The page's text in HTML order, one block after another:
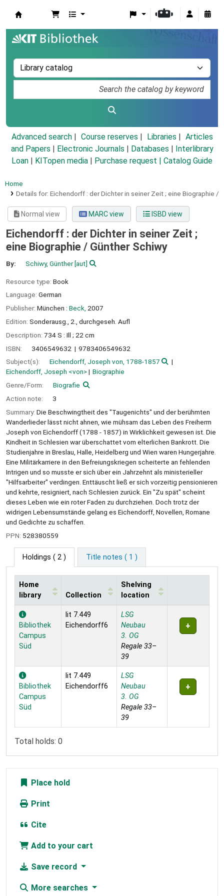
Advanced search Course reserves Libraries
Articles
and Papers
Electronic Journals Databases
Interlibrary
Loan
KITopen media Purchase request | Catalog Guide
Home
Details for: Eichendorff : der Dichter in seiner Zeit ; eine Biographie /
Normal view MARC view ISBD view
Eichendorff : der Dichter in seiner Zeit ;
eine Biographie / Günther Schiwy
By: Schiwy, Günther[aut]
Resource type: Book
Language: German
Publisher: München : Beck, 2007
Edition: Sonderausg., 2., durchgeseh. Aufl
Description: 734 S : Ill ; 22 cm
ISBN:
3406549632
9783406549632
Subject(s):
Eichendorff, Joseph von, 1788-1857
Eichendorff, Joseph <von>
Biographie
Genre/Form:
Biografie
Action note:
3
Summary: Die Beschwingtheit des "Taugenichts" und der berühmten
Wanderlieder lässt nicht ahnen, wie mühsam das Leben des Freiherrn
Joseph von Eichendorff (1788 - 1857) in Wirklichkeit gewesen ist. Die
Kindheit in Schlesien war überschattet vom elterlichen Bankrott. Die
Studienjahre in Breslau, Halle, Heidelberg und Wien waren Hungerjahre.
Eine Militärkarriere in den Befreiungskriegen scheiterte an fehlenden
Intrigen und so musste er sich über ein Jahrzehnt als ministerieller
"Hilfsarbeiter" verdingen. Enttäuscht ließ er sich vorzeitig pensionieren
und kehrte, resigniert, nach Schlesien zurück. Ein "Zu spät" scheint
dieses Leben wie ein roter Faden zu durchziehen. Doch trotz der
widrigen Lebensumstände gelang es Eichendorff, Novellen, Romane
und Gedichte zu schaffen.
PPN: 528380559
Holdings ( 2 ) Title notes ( 1 )
Holdings
Home
library
Collection
Shelving
location
Bibliothek
Campus
Süd
lit 7.449
Eichendorff6
LSG
Neubau
3. OG
Regale 33–
39
Bibliothek
Campus
Süd
lit 7.449
Eichendorff6
LSG
Neubau
3. OG
Regale 33–
39
Total holds: 0
Place hold
Print
Cite
Add to your cart
Save record
More searches